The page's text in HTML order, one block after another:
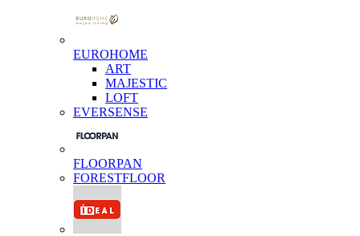
EUROHOME
ART
MAJESTIC
LOFT
EVERSENSE
FLOORPAN
FORESTFLOOR